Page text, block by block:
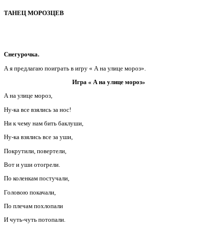
ТАНЕЦ МОРОЗЦЕВ
Снегурочка.
А я предлагаю поиграть в игру « А на улице мороз».
Игра « А на улице мороз»
А на улице мороз,
Ну-ка все взялись за нос!
Ни к чему нам бить баклуши,
Ну-ка взялись все за уши,
Покрутили, повертели,
Вот и уши отогрели.
По коленкам постучали,
Головою покачали,
По плечам похлопали
И чуть-чуть потопали.